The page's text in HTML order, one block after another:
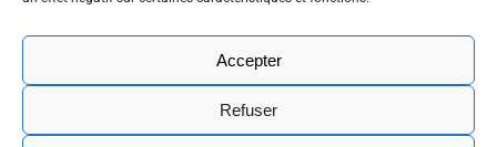
Accepter
Refuser